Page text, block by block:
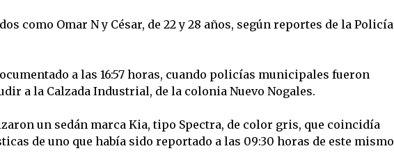
como Omar N y César, de 22 y 28 años, según reportes de la Policía
a las 16:57 horas, cuando policías municipales fueron
a la Calzada Industrial, de la colonia Nuevo Nogales.
un sedán marca Kia, tipo Spectra, de color gris, que coincidía
de uno que había sido reportado a las 09:30 horas de este mismo